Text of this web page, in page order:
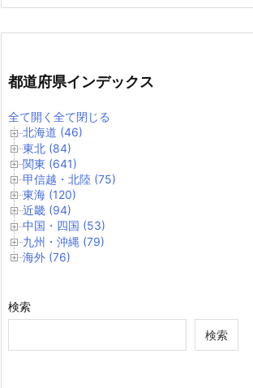
都道府県インデックス
全て開く 全て閉じる
北海道 (46)
東北 (84)
関東 (641)
甲信越・北陸 (75)
東海 (120)
近畿 (94)
中国・四国 (53)
九州・沖縄 (79)
海外 (76)
検索
検索